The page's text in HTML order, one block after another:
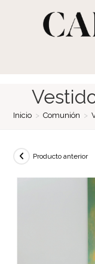
Inicio > Comunión >
Producto anterior